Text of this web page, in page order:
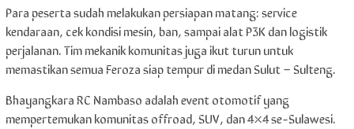
Para peserta sudah melakukan persiapan matang: service
kendaraan, cek kondisi mesin, ban, sampai alat P3K dan logistik
perjalanan. Tim mekanik komunitas juga ikut turun untuk
memastikan semua Feroza siap tempur di medan Sulut – Sulteng.
Bhayangkara RC Nambaso adalah event otomotif yang
mempertemukan komunitas offroad, SUV, dan 4×4 se-Sulawesi.